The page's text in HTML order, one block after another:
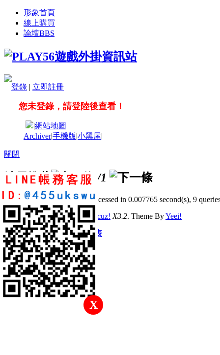
形象首頁
線上購買
論壇BBS
登錄 | 立即註冊
您未登錄，請登陸後查看！
X
|網站地圖
Archiver|手機版|小黑屋|
關閉
站長推薦 /1
GMT+8, 2026-8-9 17:11 , Processed in 0.007765 second(s), 9
© 2001-2011 Powered byDiscuz! X3.2. Theme ByYeei!
快速回復 返回頂部 返回列表